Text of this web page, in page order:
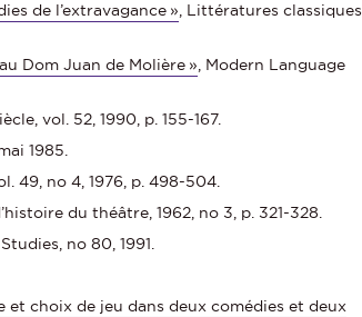
de l’extravagance » , Littératures classiques,
Dom Juan de Molière » , Modern Language
vol. 52, 1990, p. 155-167.
1985.
49, no 4, 1976, p. 498-504.
du théâtre, 1962, no 3, p. 321-328.
no 80, 1991.
choix de jeu dans deux comédies et deux